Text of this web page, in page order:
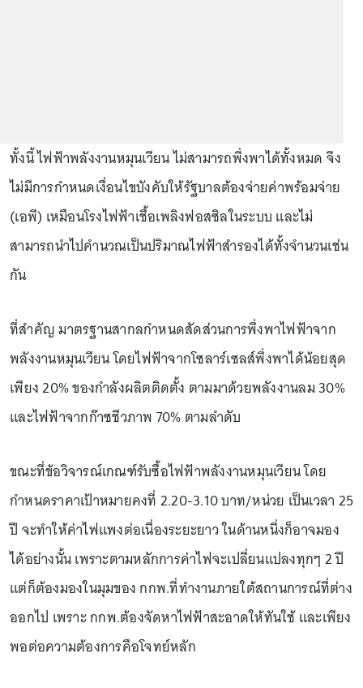
ทั้งนี้ ไฟฟ้าพลังงานหมุนเวียน ไม่สามารถพึ่งพาได้ทั้งหมด จึง
ไม่มีการกำหนดเงื่อนไขบังคับให้รัฐบาลต้องจ่ายค่าพร้อมจ่าย
(เอพี) เหมือนโรงไฟฟ้าเชื้อเพลิงฟอสซิลในระบบ และไม่
สามารถนำไปคำนวณเป็นปริมาณไฟฟ้าสำรองได้ทั้งจำนวนเช่น
กัน
ที่สำคัญ มาตรฐานสากลกำหนดสัดส่วนการพึ่งพาไฟฟ้าจาก
พลังงานหมุนเวียน โดยไฟฟ้าจากโซลาร์เซลส์พึ่งพาได้น้อยสุด
เพียง 20% ของกำลังผลิตติดตั้ง ตามมาด้วยพลังงานลม 30%
และไฟฟ้าจากก๊าซชีวภาพ 70% ตามลำดับ
ขณะที่ข้อวิจารณ์เกณฑ์รับซื้อไฟฟ้าพลังงานหมุนเวียน โดย
กำหนดราคาเป้าหมายคงที่ 2.20-3.10 บาท/หน่วย เป็นเวลา 25
ปี จะทำให้ค่าไฟแพงต่อเนื่องระยะยาว ในด้านหนึ่งก็อาจมอง
ได้อย่างนั้น เพราะตามหลักการค่าไฟจะเปลี่ยนแปลงทุกๆ 2 ปี
แต่ก็ต้องมองในมุมของ กกพ.ที่ทำงานภายใต้สถานการณ์ที่ต่าง
ออกไป เพราะ กกพ.ต้องจัดหาไฟฟ้าสะอาดให้ทันใช้ และเพียง
พอต่อความต้องการคือโจทย์หลัก